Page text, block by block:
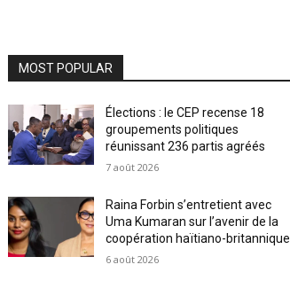
MOST POPULAR
Élections : le CEP recense 18
groupements politiques
réunissant 236 partis agréés
7 août 2026
Raina Forbin s’entretient avec
Uma Kumaran sur l’avenir de la
coopération haïtiano-britannique
6 août 2026